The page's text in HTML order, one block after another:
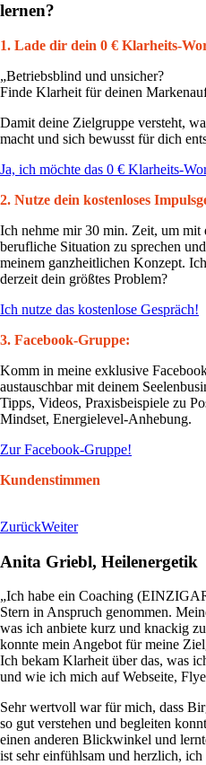
lernen?
1. Lade dir dein 0 € Klarheits-
„Betriebsblind und unsicher?
Finde Klarheit für deinen
Damit deine Zielgruppe versteht,
macht und sich bewusst für dich
Ja, ich möchte das 0 € Klarheits-
2. Nutze dein kostenloses
Ich nehme mir 30 min. Zeit, um mit
berufliche Situation zu sprechen
meinem ganzheitlichen Konzept.
derzeit dein größtes Problem?
Ich nutze das kostenlose Gespräch!
3. Facebook-Gruppe:
Komm in meine exklusive
austauschbar mit deinem
Tipps, Videos, Praxisbeispiele zu
Mindset, Energielevel-Anhebung.
Zur Facebook-Gruppe!
Kundenstimmen
ZurückWeiter
Anita Griebl, Heilenergetik
„Ich habe ein Coaching
Stern in Anspruch genommen.
was ich anbiete kurz und knackig
konnte mein Angebot für meine
Ich bekam Klarheit über das, was
und wie ich mich auf Webseite,
Sehr wertvoll war für mich, dass
so gut verstehen und begleiten
einen anderen Blickwinkel und
ist sehr einfühlsam und herzlich,